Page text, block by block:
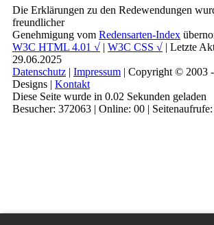
Die Erklärungen zu den Redewendungen
freundlicher
Genehmigung vom Redensarten-Index
W3C HTML 4.01 √ | W3C CSS √ | Letzte
29.06.2025
Datenschutz | Impressum | Copyright © 2003
Designs | Kontakt
Diese Seite wurde in 0.02 Sekunden geladen
Besucher: 372063 | Online: 00 |